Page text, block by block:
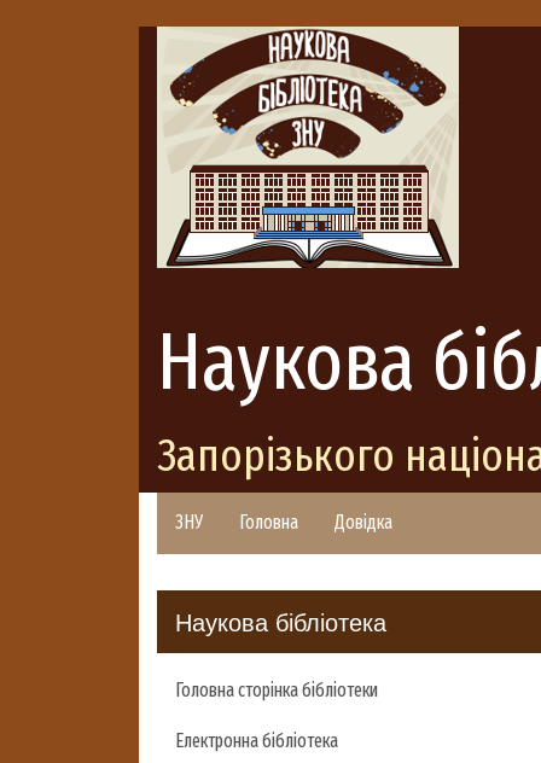
Наукова
Запорізького
ЗНУ Головна Довідка
Наукова бібліотека
Головна сторінка бібліотеки
Електронна бібліотека